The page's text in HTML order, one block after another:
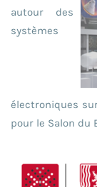
autour des
systèmes
électroniques
pour le Salon du